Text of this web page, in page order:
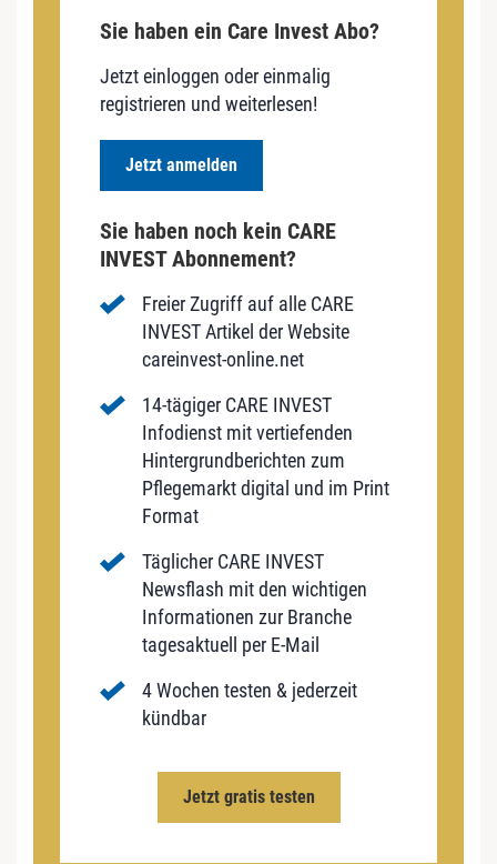
Sie haben ein Care Invest Abo?
Jetzt einloggen oder einmalig
registrieren und weiterlesen!
Jetzt anmelden
Sie haben noch kein CARE
INVEST Abonnement?
Freier Zugriff auf alle CARE
INVEST Artikel der Website
careinvest-online.net
14-tägiger CARE INVEST
Infodienst mit vertiefenden
Hintergrundberichten zum
Pflegemarkt digital und im Print
Format
Täglicher CARE INVEST
Newsflash mit den wichtigen
Informationen zur Branche
tagesaktuell per E-Mail
4 Wochen testen & jederzeit
kündbar
Jetzt gratis testen